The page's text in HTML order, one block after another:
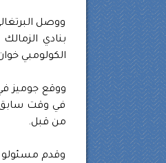
ووصل
بنادي
الكولومبي
ووقع جوميز
في وقت سابق،
من قبل.
وقدم مسئولو